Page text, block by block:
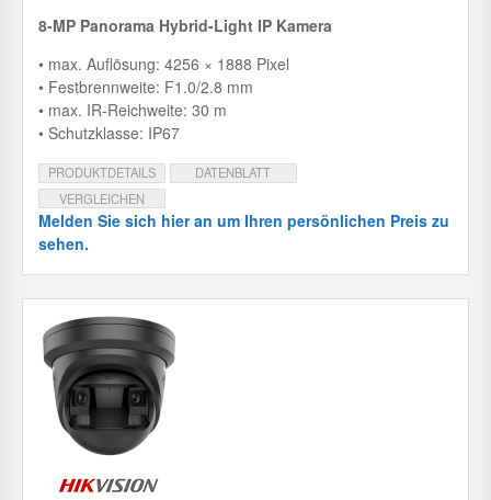
8-MP Panorama Hybrid-Light IP Kamera
• max. Auflösung: 4256 × 1888 Pixel
• Festbrennweite: F1.0/2.8 mm
• max. IR-Reichweite: 30 m
• Schutzklasse: IP67
PRODUKTDETAILS
DATENBLATT
VERGLEICHEN
Melden Sie sich hier an um Ihren persönlichen Preis zu
sehen.